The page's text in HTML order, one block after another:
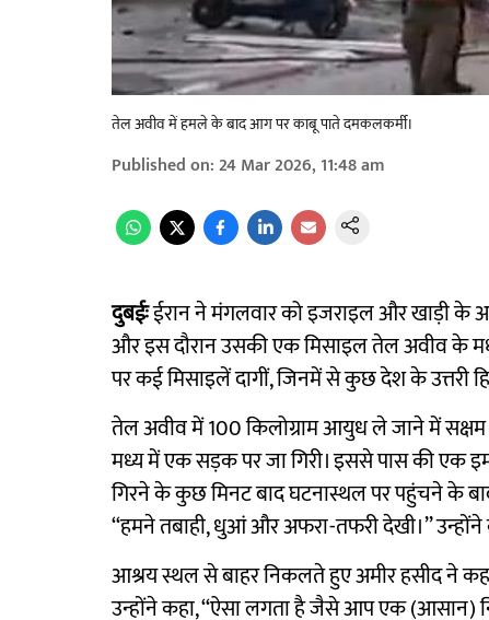
तेल अवीव में हमले के बाद आग पर काबू पाते दमकलकर्मी।
Published on:24 Mar 2026, 11:48 am
दुबईःईरान ने मंगलवार को इजराइल और खाड़ी के
और इस दौरान उसकी एक मिसाइल तेल अवीव के
पर कई मिसाइलें दागीं, जिनमें से कुछ देश के उत्तरी
तेल अवीव में 100 किलोग्राम आयुध ले जाने में सक्षम
मध्य में एक सड़क पर जा गिरी। इससे पास की एक
गिरने के कुछ मिनट बाद घटनास्थल पर पहुंचने के
‘‘हमने तबाही, धुआं और अफरा-तफरी देखी।’’
आश्रय स्थल से बाहर निकलते हुए अमीर हसीद ने
उन्होंने कहा, ‘‘ऐसा लगता है जैसे आप एक (आसान)